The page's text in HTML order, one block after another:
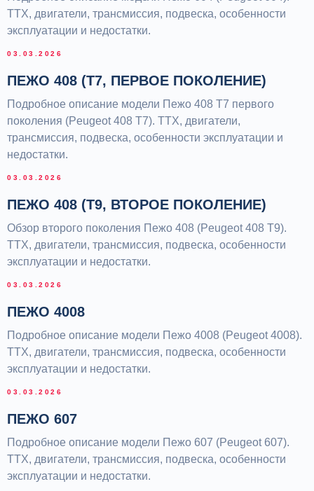
ТТХ, двигатели, трансмиссия, подвеска, особенности
эксплуатации и недостатки.
03.03.2026
ПЕЖО 408 (Т7, ПЕРВОЕ ПОКОЛЕНИЕ)
Подробное описание модели Пежо 408 Т7 первого
поколения (Peugeot 408 T7). ТТХ, двигатели,
трансмиссия, подвеска, особенности эксплуатации и
недостатки.
03.03.2026
ПЕЖО 408 (Т9, ВТОРОЕ ПОКОЛЕНИЕ)
Обзор второго поколения Пежо 408 (Peugeot 408 T9).
ТТХ, двигатели, трансмиссия, подвеска, особенности
эксплуатации и недостатки.
03.03.2026
ПЕЖО 4008
Подробное описание модели Пежо 4008 (Peugeot 4008).
ТТХ, двигатели, трансмиссия, подвеска, особенности
эксплуатации и недостатки.
03.03.2026
ПЕЖО 607
Подробное описание модели Пежо 607 (Peugeot 607).
ТТХ, двигатели, трансмиссия, подвеска, особенности
эксплуатации и недостатки.
ЗАПИСАТЬСЯ
+7 (499) 399-19-90
Москва, ул. Кусковская 20А
СОЦИАЛЬНЫЕ СЕТИ
MAXVKTG
НАВИГАЦИЯ
О НАС
БЛОГ
РЕМОНТ ДВИГАТЕЛЯ
РЕМОНТ ТОРМОЗНОЙ СИСТЕМЫ
РЕМОНТ РУЛЕВОГО УПРАВЛЕНИЯ
РЕМОНТ ТРАНСМИССИИ
ЗАМЕНА ЦЕПИ ГРМ
ОБСЛУЖИВАНИЕ И РЕМОНТ DV5RC
СИТРОПЫЖИ
Политика конфиденциальности